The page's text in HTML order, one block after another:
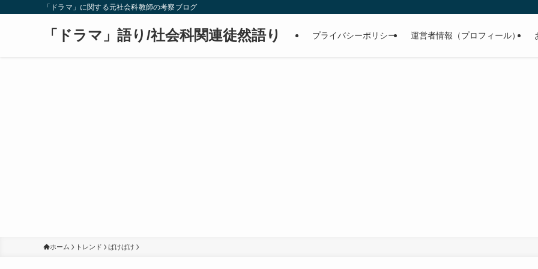
「ドラマ」に関する元社会科教師の考察ブログ
「ドラマ」語り/社会科関連徒然語り プライバシーポリシー 運営者情報（プロフィール）
ホーム トレンド ばけばけ